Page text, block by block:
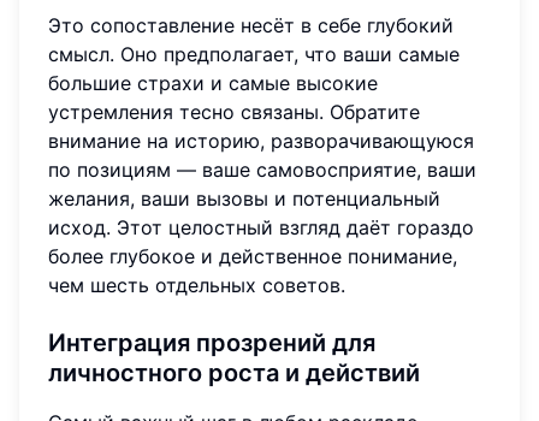
Это сопоставление несёт в себе глубокий
смысл. Оно предполагает, что ваши самые
большие страхи и самые высокие
устремления тесно связаны. Обратите
внимание на историю, разворачивающуюся
по позициям — ваше самовосприятие, ваши
желания, ваши вызовы и потенциальный
исход. Этот целостный взгляд даёт гораздо
более глубокое и действенное понимание,
чем шесть отдельных советов.
Интеграция прозрений для
личностного роста и действий